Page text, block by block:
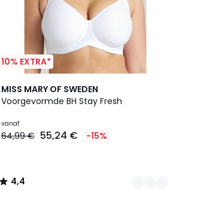
10% EXTRA*
MISS MARY OF SWEDEN
Voorgevormde BH Stay Fresh
vanaf
64,99 € 55,24 € -15%
4,4
/ 5
5
Kleuren
4,4
/